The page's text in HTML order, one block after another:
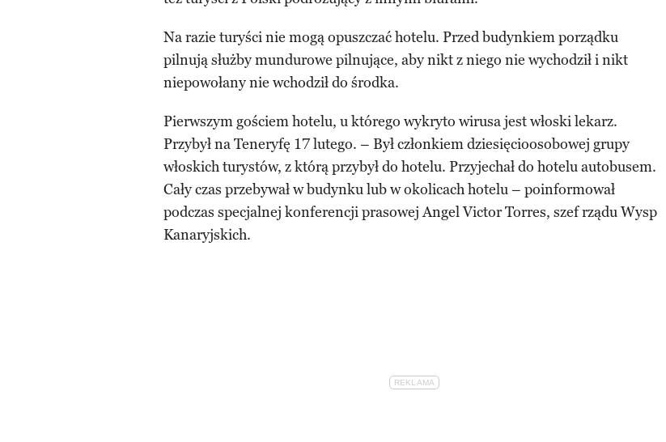
Na razie turyści nie mogą opuszczać hotelu. Przed budynkiem porządku
pilnują służby mundurowe pilnujące, aby nikt z niego nie wychodził i nikt
niepowołany nie wchodził do środka.
Pierwszym gościem hotelu, u którego wykryto wirusa jest włoski lekarz.
Przybył na Teneryfę 17 lutego. – Był członkiem dziesięcioosobowej grupy
włoskich turystów, z którą przybył do hotelu. Przyjechał do hotelu autobusem.
Cały czas przebywał w budynku lub w okolicach hotelu – poinformował
podczas specjalnej konferencji prasowej Angel Victor Torres, szef rządu Wysp
Kanaryjskich.